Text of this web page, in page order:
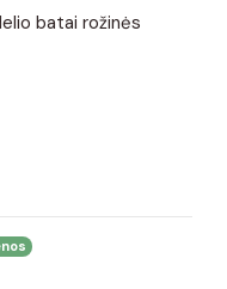
batai rožinės